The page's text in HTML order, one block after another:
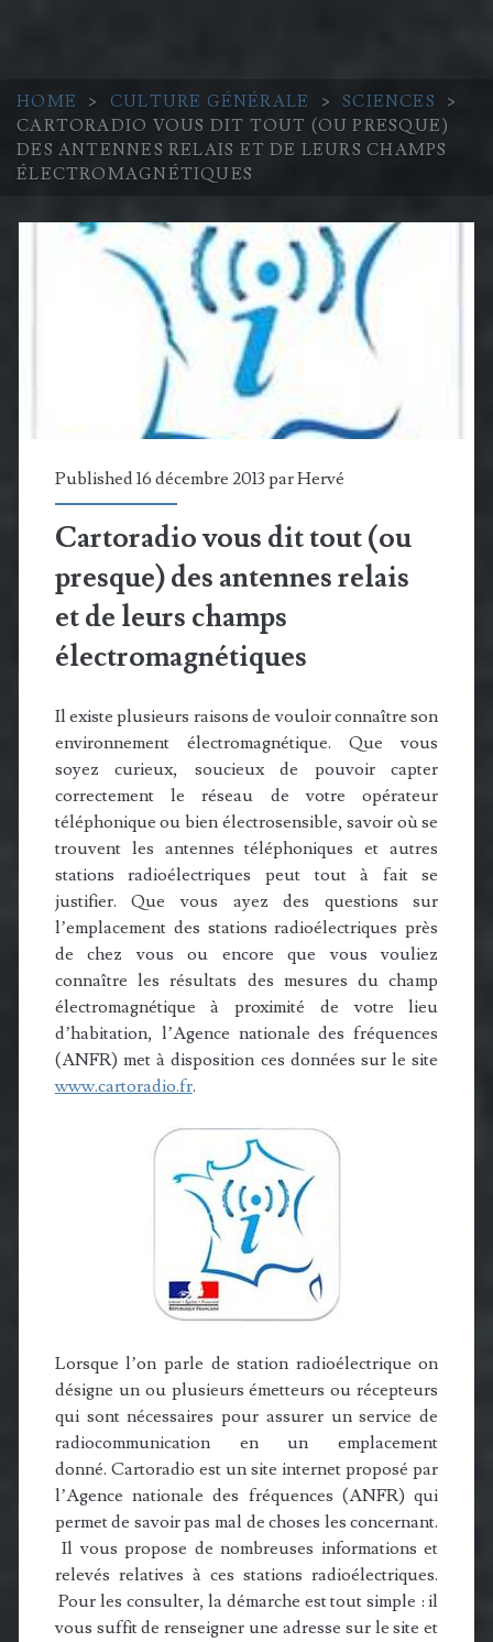
HOME > CULTURE GÉNÉRALE > SCIENCES
>
CARTORADIO VOUS DIT TOUT (OU PRESQUE)
DES ANTENNES RELAIS ET DE LEURS CHAMPS
ÉLECTROMAGNÉTIQUES
Published 16 décembre 2013 parHervé
Cartoradio vous dit tout (ou
presque) des antennes relais
et de leurs champs
électromagnétiques
Il existe plusieurs raisons de vouloir connaître son
environnement électromagnétique. Que vous
soyez curieux, soucieux de pouvoir capter
correctement le réseau de votre opérateur
téléphonique ou bien électrosensible, savoir où se
trouvent les antennes téléphoniques et autres
stations radioélectriques peut tout à fait se
justifier. Que vous ayez des questions sur
l’emplacement des stations radioélectriques près
de chez vous ou encore que vous vouliez
connaître les résultats des mesures du champ
électromagnétique à proximité de votre lieu
d’habitation, l’Agence nationale des fréquences
(ANFR) met à disposition ces données sur le site
www.cartoradio.fr.
Lorsque l’on parle de station radioélectrique on
désigne un ou plusieurs émetteurs ou récepteurs
qui sont nécessaires pour assurer un service de
radiocommunication en un emplacement
donné. Cartoradio est un site internet proposé par
l’Agence nationale des fréquences (ANFR) qui
permet de savoir pas mal de choses les concernant.
Il vous propose de nombreuses informations et
relevés relatives à ces stations radioélectriques.
Pour les consulter, la démarche est tout simple : il
vous suffit de renseigner une adresse sur le site et